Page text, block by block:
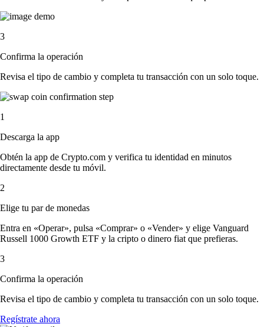
3
Confirma la operación
Revisa el tipo de cambio y completa tu transacción con un solo toque.
1
Descarga la app
Obtén la app de Crypto.com y verifica tu identidad en minutos
directamente desde tu móvil.
2
Elige tu par de monedas
Entra en «Operar», pulsa «Comprar» o «Vender» y elige Vanguard
Russell 1000 Growth ETF y la cripto o dinero fiat que prefieras.
3
Confirma la operación
Revisa el tipo de cambio y completa tu transacción con un solo toque.
Regístrate ahora